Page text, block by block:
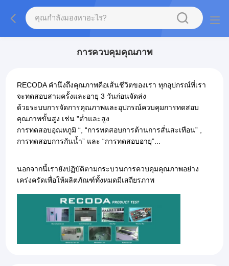
การควบคุมคุณภาพ
RECODA คำนึงถึงคุณภาพคือเส้นชีวิตของเรา ทุกอุปกรณ์ที่เรา
จะทดสอบสามครั้งและอายุ 3 วันก่อนจัดส่ง
ด้วยระบบการจัดการคุณภาพและอุปกรณ์ควบคุมการทดสอบ
คุณภาพขั้นสูง เช่น "ต่ำและสูง
การทดสอบอุณหภูมิ “, “การทดสอบการต้านการสั่นสะเทือน” ,
การทดสอบการกันน้ำ” และ “การทดสอบอายุ”...
นอกจากนี้เรายังปฏิบัติตามกระบวนการควบคุมคุณภาพอย่าง
เคร่งครัดเพื่อให้ผลิตภัณฑ์ทั้งหมดมีเสถียรภาพ